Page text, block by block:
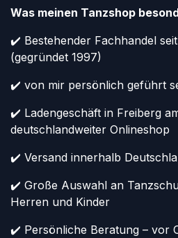
Was meinen Tanzshop
✔️ Bestehender Fachhandel
(gegründet 1997)
✔️ von mir persönlich geführt
✔️ Ladengeschäft in Freiberg
deutschlandweiter Onlineshop
✔️ Versand innerhalb
✔️ Große Auswahl an
Herren und Kinder
✔️ Persönliche Beratung – vor